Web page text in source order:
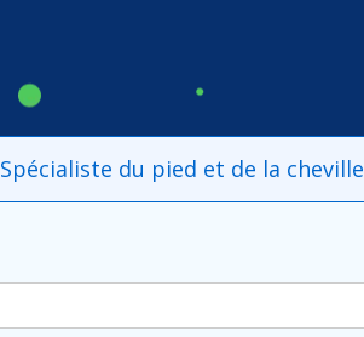
Spécialiste du pied et de la cheville